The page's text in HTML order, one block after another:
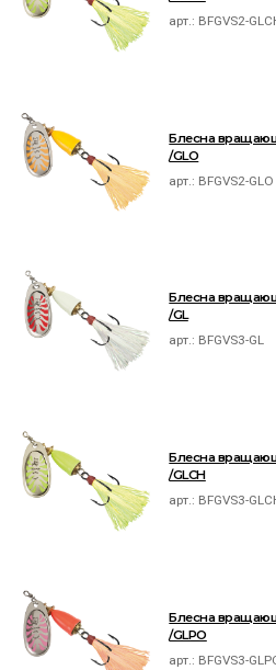
арт.: BFGVS2-
Блесна
/GLO
арт.: BFGVS2-GLO
Блесна
/GL
арт.: BFGVS3-GL
Блесна
/GLCH
арт.: BFGVS3-
Блесна
/GLPO
арт.: BFGVS3-